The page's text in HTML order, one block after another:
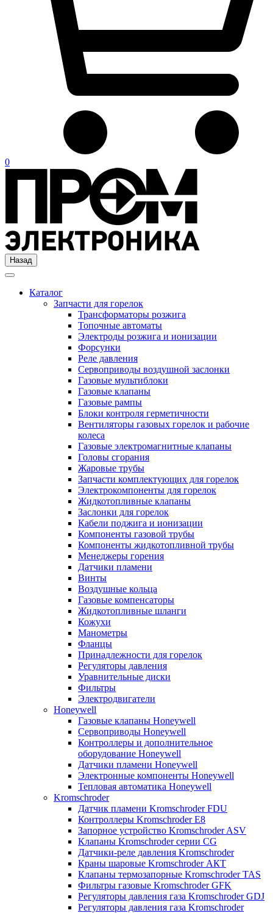
0
Назад
Каталог
Запчасти для горелок
Трансформаторы розжига
Топочные автоматы
Электроды розжига и ионизации
Форсунки
Реле давления
Сервоприводы воздушной заслонки
Газовые мультиблоки
Газовые клапаны
Газовые рампы
Блоки контроля герметичности
Вентиляторы газовых горелок и рабочие
колеса
Газовые электромагнитные клапаны
Головы сгорания
Жаровые трубы
Запчасти комплектующих для горелок
Электрокомпоненты для горелок
Жидкотопливные клапаны
Заслонки для горелок
Кабели поджига и ионизации
Компоненты газовой трубы
Компоненты жидкотопливной трубы
Менеджеры горения
Датчики пламени
Винты
Воздушные кольца
Газовые компенсаторы
Жидкотопливные шланги
Кожухи
Манометры
Фланцы
Принадлежности для горелок
Регуляторы давления
Уравнительные диски
Фильтры
Электродвигатели
Honeywell
Газовые клапаны Honeywell
Сервоприводы Honeywell
Контроллеры и дополнительное
оборудование Honeywell
Датчики пламени Honeywell
Электронные компоненты Honeywell
Тепловая автоматика Honeywell
Kromschroder
Датчик пламени Kromschroder FDU
Контроллеры Kromschroder E8
Запорное устройство Kromschroder ASV
Клапаны Kromschroder серии CG
Датчики-реле давления Kromschroder
Краны шаровые Kromschroder АКТ
Клапаны термозапорные Kromschroder TAS
Фильтры газовые Kromschroder GFK
Регуляторы давления газа Kromschroder GDJ
Регуляторы давления газа Kromschroder